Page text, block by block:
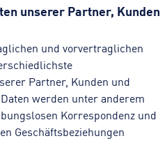
unserer Partner, Kunden
und vorvertraglichen
Partner, Kunden und
werden unter anderem
Korrespondenz und
Geschäftsbeziehungen